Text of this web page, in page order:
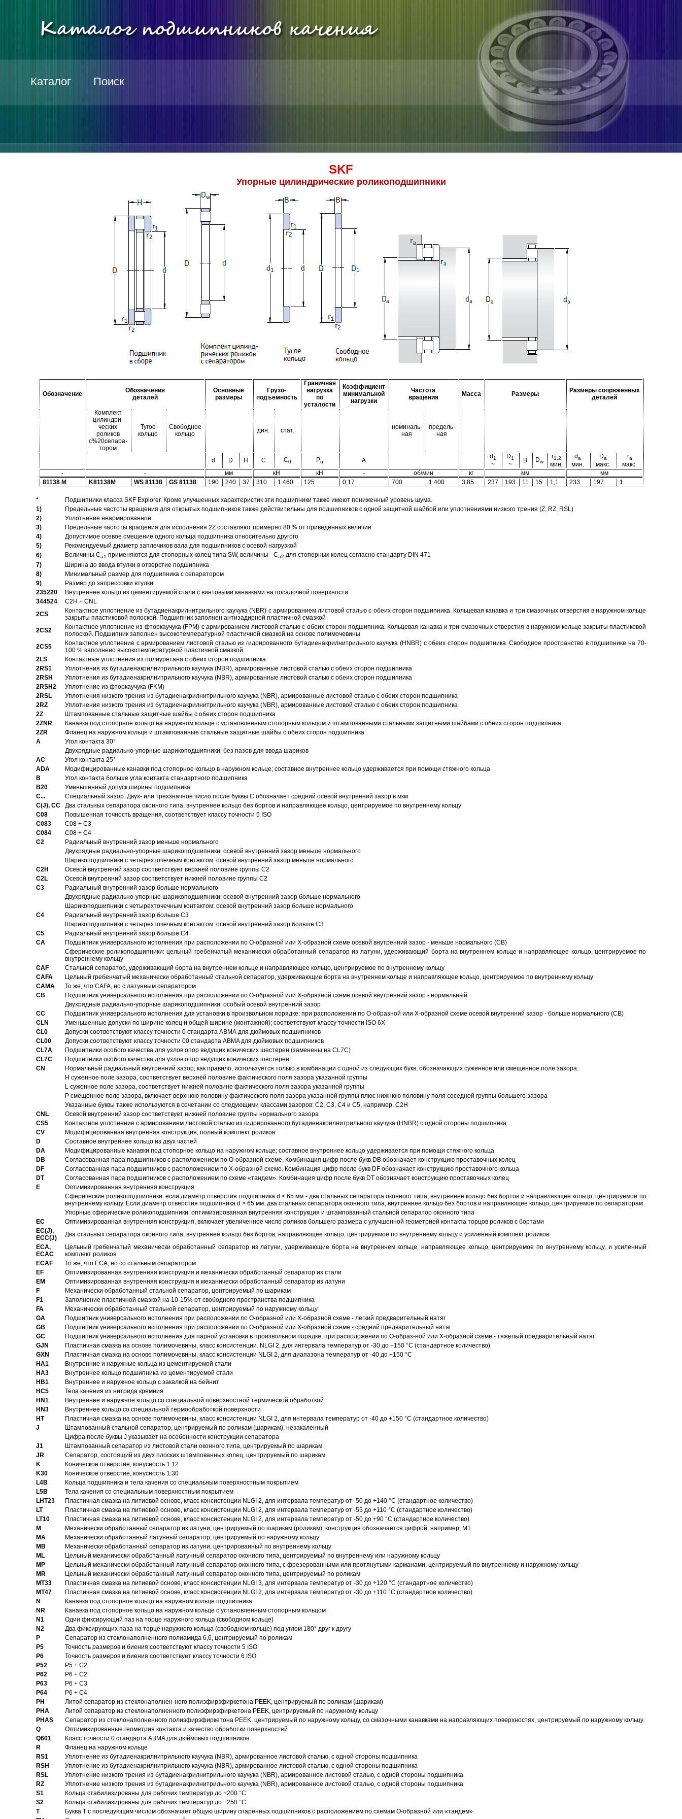
Каталог Поиск
SKF
Упорные цилиндрические роликоподшипники
Обозначение
Обозначения
деталей
Основные
размеры
Грузо-
подъемность
Граничная
нагрузка
по
усталости
Коэффициент
минимальной
нагрузки
Частота
вращения
Масса Размеры
Размеры сопряженных
деталей
Комплект
цилиндри-
ческих
роликов
с%20сепара-
тором
Тугое
кольцо
Свободное
кольцо
дин. стат.
номиналь-
ная
предель-
ная
d D H C C0 Pu A
d1
~
D1
~
B Dw
r1,2
мин.
da
мин.
Da
макс.
ra
макс.
-
- мм кН кН - об/мин кг мм
мм
81138 M
K81138M WS 81138 GS 81138 190 240 37 310 1 460 125 0,17 700 1 400 3,85 237 193 11 15 1,1 233 197 1
*
Подшипники класса SKF Explorer. Кроме улучшенных характеристик эти подшипники также имеют пониженный уровень шума.
1)
Предельные частоты вращения для открытых подшипников также действительны для подшипников с одной защитной шайбой или уплотнениями низкого трения (Z, RZ, RSL)
2)
Уплотнение неармированное
3)
Предельные частоты вращения для исполнения 2Z составляют примерно 80 % от приведенных величин
4)
Допустимое осевое смещение одного кольца подшипника относительно другого
5)
Рекомендуемый диаметр заплечиков вала для подшипников с осевой нагрузкой
6)
Величины Ca1 применяются для стопорных колец типа SW, величины - Ca2 для стопорных колец согласно стандарту DIN 471
7)
Ширина до ввода втулки в отверстие подшипника
8)
Минимальный размер для подшипника с сепаратором
9)
Размер до запрессовки втулки
235220
Внутреннее кольцо из цементируемой стали с винтовыми канавками на посадочной поверхности
344524
C2H + CNL
2CS
Контактное уплотнение из бутадиенакрилнитрильного каучука (NBR) с армированием листовой сталью с обеих сторон подшипника. Кольцевая канавка и три смазочных отверстия в наружном кольце
закрыты пластиковой полоской. Подшипник заполнен антизадирной пластичной смазкой
2CS2
Контактное уплотнение из фторкаучука (FPM) с армированием листовой сталью с обеих сторон подшипника. Кольцевая канавка и три смазочных отверстия в наружном кольце закрыты пластиковой
полоской. Подшипник заполнен высокотемпературной пластичной смазкой на основе полимочевины
2CS5
Контактное уплотнение с армированием листовой сталью из гидрированного бутадиенакрилнитрильного каучука (HNBR) с обеих сторон подшипника. Свободное пространство в подшипнике на 70-
100 % заполнено высокотемпературной пластичной смазкой
2LS
Контактные уплотнения из полиуретана с обеих сторон подшипника
2RS1
Уплотнения из бутадиенакрилнитрильного каучука (NBR), армированные листовой сталью с обеих сторон подшипника
2RSH
Уплотнения из бутадиенакрилнитрильного каучука (NBR), армированные листовой сталью с обеих сторон подшипника
2RSH2
Уплотнение из фторкаучука (FKM)
2RSL
Уплотнения низкого трения из бутадиенакрилнитрильного каучука (NBR), армированные листовой сталью с обеих сторон подшипника
2RZ
Уплотнения низкого трения из бутадиенакрилнитрильного каучука (NBR), армированные листовой сталью с обеих сторон подшипника
2Z
Штампованные стальные защитные шайбы с обеих сторон подшипника
2ZNR
Канавка под стопорное кольцо на наружном кольце с установленным стопорным кольцом и штампованными стальными защитными шайбами с обеих сторон подшипника
2ZR
Фланец на наружном кольце и штампованные стальные защитные шайбы с обеих сторон подшипника
A
Угол контакта 30°
Двухрядные радиально-упорные шарикоподшипники: без пазов для ввода шариков
AC
Угол контакта 25°
ADA
Модифицированные канавки под стопорное кольцо в наружном кольце; составное внутреннее кольцо удерживается при помощи стяжного кольца
B
Угол контакта больше угла контакта стандартного подшипника
B20
Уменьшенный допуск ширины подшипника
C...
Специальный зазор. Двух- или трехзначное число после буквы С обозначает средний осевой внутренний зазор в мкм
C(J), CC
Два стальных сепаратора оконного типа, внутреннее кольцо без бортов и направляющее кольцо, центрируемое по внутреннему кольцу
C08
Повышенная точность вращения, соответствует классу точности 5 ISO
C083
C08 + C3
C084
C08 + C4
C2
Pадиальный внутренний зазор меньше нормального
Двухрядные радиально-упорные шарикоподшипники: осевой внутренний зазор меньше нормального
Шарикоподшипники с четырехточечным контактом: осевой внутренний зазор меньше нормального
C2H
Осевой внутренний зазор соответствует верхней половине группы C2
C2L
Осевой внутренний зазор соответствует нижней половине группы C2
C3
Pадиальный внутренний зазор больше нормального
Двухрядные радиально-упорные шарикоподшипники: осевой внутренний зазор больше нормального
Шарикоподшипники с четырехточечным контактом: осевой внутренний зазор больше нормального
C4
Pадиальный внутренний зазор больше C3
Шарикоподшипники с четырехточечным контактом: осевой внутренний зазор больше C3
C5
Pадиальный внутренний зазор больше C4
CA
Подшипник универсального исполнения при расположении по О-образной или Х-образной схеме осевой внутренний зазор - меньше нормального (CB)
Сферические роликоподшипники: цельный гребенчатый механически обработанный сепаратор из латуни, удерживающий борта на внутреннем кольце и направляющее кольцо, центрируемое по
внутреннему кольцу
CAF
Стальной сепаратор, удерживающий борта на внутреннем кольце и направляющее кольцо, центрируемое по внутреннему кольцу
CAFA
Цельный гребенчатый механически обработанный стальной сепаратор, удерживающие борта на внутреннем кольце и направляющее кольцо, центрируемое по внутреннему кольцу
CAMA
То же, что CAFA, но с латунным сепаратором
CB
Подшипник универсального исполнения при расположении по О-образной или Х-образной схеме осевой внутренний зазор - нормальный
Двухрядные радиально-упорные шарикоподшипники: особый осевой внутренний зазор
CC
Подшипник универсального исполнения для установки в произвольном порядке; при расположении по О-образной или Х-образной схеме осевой внутренний зазор - больше нормального (CB)
CLN
Уменьшенные допуски по ширине колец и общей ширине (монтажной); соответствуют классу точности ISO 6X
CL0
Допуски соответствуют классу точности 0 стандарта АВМА для дюймовых подшипников
CL00
Допуски соответствуют классу точности 00 стандарта ABMA для дюймовых подшипников
CL7A
Подшипники особого качества для узлов опор ведущих конических шестерен (заменены на CL7C)
CL7C
Подшипники особого качества для узлов опор ведущих конических шестерен
CN
Hормальный радиальный внутренний зазор; как правило, используется только в комбинации с одной из следующих букв, обозначающих суженное или смещенное поле зазора:
H суженное поле зазора, соответствует верхней половине фактического поля зазора указанной группы
L суженное поле зазора, соответствует нижней половине фактического поля зазора указанной группы
P смещенное поле зазора, включает верхнюю половину фактического поля зазора указанной группы плюс нижнюю половину поля соседней группы большего зазора
Указанные буквы также используются в сочетании со следующими классами зазоров: С2, C3, С4 и С5, например, С2Н
CNL
Осевой внутренний зазор соответствует нижней половине группы нормального зазора
CS5
Контактное уплотнение с армированием листовой сталью из гидрированного бутадиенакрилнитрильного каучука (HNBR) с одной стороны подшипника
CV
Модифицированная внутренняя конструкция, полный комплект роликов
D
Составное внутреннее кольцо из двух частей
DA
Модифицированные канавки под стопорное кольцо на наружном кольце; составное внутреннее кольцо удерживается при помощи стяжного кольца
DB
Согласованная пара подшипников с расположением по О-образной схеме. Комбинация цифр после букв DB обозначает конструкцию проставочных колец
DF
Согласованная пара подшипников с расположением по Х-образной схеме. Комбинация цифр после букв DF обозначает конструкцию проставочного кольца
DT
Согласованная пара подшипников с расположением по схеме «тандем». Комбинация цифр после букв DT обозначает конструкцию проставочных колец
E
Оптимизированная внутренняя конструкция
Сферические роликоподшипники: если диаметр отверстия подшипника d < 65 мм - два стальных сепаратора оконного типа, внутреннее кольцо без бортов и направляющее кольцо, центрируемое по
внутреннему кольцу. Если диаметр отверстия подшипника d > 65 мм: два стальных сепаратора оконного типа, внутреннее кольцо без бортов и направляющее кольцо, центрируемое по сепараторам
Упорные сферические роликоподшипники: оптимизированная внутренняя конструкция и штампованный стальной сепаратор оконного типа
EC
Oптимизированная внутренняя конструкция, включает увеличенное число роликов большего размера с улучшенной геометрией контакта торцов роликов с бортами
EC(J),
ECC(J)
Два стальных сепаратора оконного типа, внутреннее кольцо без бортов, направляющее кольцо, центрируемое по внутреннему кольцу и усиленный комплект роликов
ECA,
ECAC
Цельный гребенчатый механически обработанный сепаратор из латуни, удерживающие борта на внутреннем кольце, направляющее кольцо, центрируемое по внутреннему кольцу, и усиленный
комплект роликов
ECAF
То же, что ECA, но со стальным сепаратором
EF
Оптимизированная внутренняя конструкция и механически обработанный сепаратор из стали
EM
Оптимизированная внутренняя конструкция и механически обработанный сепаратор из латуни
F
Механически обработанный стальной сепаратор, центрируемый по шарикам
F1
Заполнение пластичной смазкой на 10-15% от свободного пространства подшипника
FA
Механически обработанный стальной сепаратор, центрируемый по наружному кольцу
GA
Подшипник универсального исполнения при расположении по О-образной или Х-образной схеме - легкий предварительный натяг
GB
Подшипник универсального исполнения при расположении по О-образной или Х-образной схеме - средний предварительный натяг
GC
Подшипник универсального исполнения для парной установки в произвольном порядке; при расположении по О-образ-ной или Х-образной схеме - тяжелый предварительный натяг
GJN
Пластичная смазка на основе полимочевины, класс консистенции. NLGI 2, для интервала температур от -30 до +150 °C (стандартное количество)
GXN
Пластичная смазка на основе полимочевины, класс консистенции NLGI 2, для диапазона температур от -40 до +150 °C
HA1
Внутренние и наружные кольца из цементируемой стали
HA3
Bнутреннее кольцо подшипника из цементируемой стали
HB1
Bнутреннее и наружное кольцо с закалкой на бейнит
HC5
Тела качения из нитрида кремния
HN1
Bнутреннее и наружное кольцо со специальной поверхностной термической обработкой
HN3
Внутреннее кольцо со специальной термообработкой поверхности
HT
Пластичная смазка на основе полимочевины, класс консистенции NLGI 2, для интервала температур от -40 до +150 °C (стандартное количество)
J
Штампованный стальной сепаратор, центрируемый по роликам (шарикам), незакаленный
Цифра после буквы J указывает на особенности конструкции сепаратора
J1
Штампованный сепаратор из листовой стали оконного типа, центрируемый по шарикам
JR
Сепаратор, состоящий из двух плоских штампованных колец, центрируемый по шарикам
K
Коническое отверстие, конусность 1:12
K30
Коническое отверстие, конусность 1:30
L4B
Кольца подшипника и тела качения со специальным поверхностным покрытием
L5B
Тела качения со специальным поверхностным покрытием
LHT23
Пластичная смазка на литиевой основе, класс консистенции NLGI 2, для интервала температур от -50 до +140 °C (стандартное количество)
LT
Пластичная смазка на литиевой основе, класс консистенции NLGI 2, для интервала температур от -55 до +110 °C (стандартное количество)
LT10
Пластичная смазка на литиевой основе, класс консистенции NLGI 2, для интервала температур от -50 до +90 °C (стандартное количество)
M
Механически обработанный сепаратор из латуни, центрируемый по шарикам (роликам), конструкция обозначается цифрой, например, M1
MA
Механически обработанный латунный сепаратор, центрируемый по наружному кольцу
MB
Механически обработанный сепаратор из латуни, центрированный по внутреннему кольцу
ML
Цельный механически обработанный латунный сепаратор оконного типа, центрируемый по внутреннему или наружному кольцу
MP
Цельный механически обработанный латунный сепаратор оконного типа, с фрезерованными или протянутыми карманами, центрируемый по внутреннему и наружному кольцу
MR
Цельный механически обработанный латунный сепаратор оконного типа, центрируемый по роликам
MT33
Пластичная смазка на литиевой основе, класс консистенции NLGI 3, для интервала температур от -30 до +120 °C (стандартное количество)
MT47
Пластичная смазка на литиевой основе, класс консистенции NLGI 2, для интервала температур от -30 до +110 °C (стандартное количество)
N
Канавка под стопорное кольцо на наружном кольце подшипника
NR
Канавка под стопорное кольцо на наружном кольце с установленным стопорным кольцом
N1
Один фиксирующий паз на торце наружного кольца (свободном кольце)
N2
Два фиксирующих паза на торце наружного кольца (свободном кольце) под углом 180° друг к другу
P
Cепаратор из стеклонаполненного полиамида 6,6, центрируемый по роликам
P5
Точность размеров и биения соответствуют классу точности 5 ISO
P6
Точность размеров и биения соответствует классу точности 6 ISO
P52
P5 + C2
P62
P6 + C2
P63
P6 + C3
P64
P6 + C4
PH
Литой сепаратор из стеклонаполнен-ного полиэфирэфиркетона PEEK, центрируемый по роликам (шарикам)
PHA
Литой сепаратор из стеклонаполненного полиэфирэфиркетона PEEK, центрируемый по наружному кольцу
PHAS
Сепаратор из стеклонаполненного полиэфирэфиркетона PEEK, центрируемый по наружному кольцу, со смазочными канавками на направляющих поверхностях, центрируемый по наружному кольцу
Q
Оптимизированные геометрия контакта и качество обработки поверхностей
Q601
Класс точности 0 стандарта ABMA для дюймовых подшипников
R
Фланец на наружном кольце
RS1
Уплотнение из бутадиенакрилнитрильного каучука (NBR), армированное листовой сталью, с одной стороны подшипника
RSH
Уплотнение из бутадиенакрилнитрильного каучука (NBR), армированное листовой сталью, с одной стороны подшипника
RSL
Уплотнение низкого трения из бутадиенакрилнитрильного каучука (NBR), армированное листовой сталью, с одной стороны подшипника
RZ
Уплотнение низкого трения из бутадиенакрилнитрильного каучука (NBR), армированное листовой сталью, с одной стороны подшипника
S1
Кольца стабилизированы для рабочих температур до +200 °C
S2
Кольца стабилизированы для рабочих температур до +250 °C
T
Буква T с последующим числом обозначает общую ширину спаренных подшипников с расположением по схемам О-образной или «тандем»